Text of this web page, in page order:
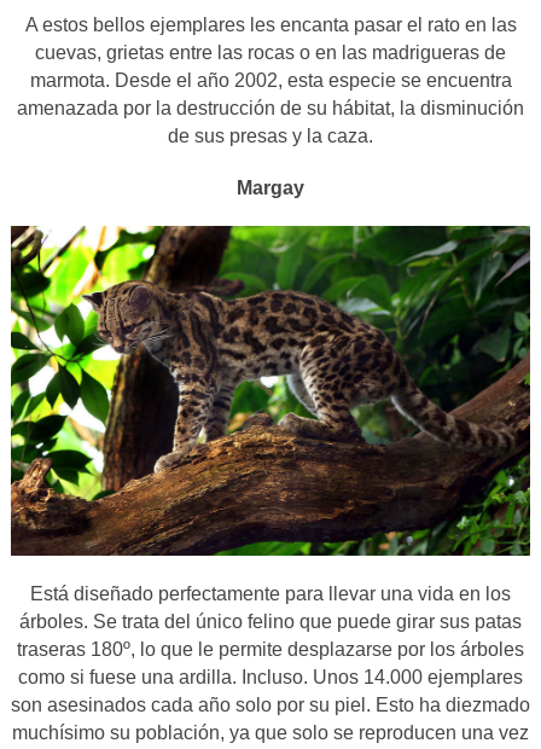
A estos bellos ejemplares les encanta pasar el rato en las
cuevas, grietas entre las rocas o en las madrigueras de
marmota. Desde el año 2002, esta especie se encuentra
amenazada por la destrucción de su hábitat, la disminución
de sus presas y la caza.
Margay
Está diseñado perfectamente para llevar una vida en los
árboles. Se trata del único felino que puede girar sus patas
traseras 180º, lo que le permite desplazarse por los árboles
como si fuese una ardilla. Incluso. Unos 14.000 ejemplares
son asesinados cada año solo por su piel. Esto ha diezmado
muchísimo su población, ya que solo se reproducen una vez